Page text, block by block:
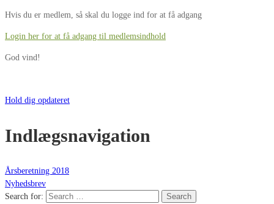
Hvis du er medlem, så skal du logge ind for at få adgang
Login her for at få adgang til medlemsindhold
God vind!
Hold dig opdateret
Indlægsnavigation
Årsberetning 2018
Nyhedsbrev
Search for:
Search